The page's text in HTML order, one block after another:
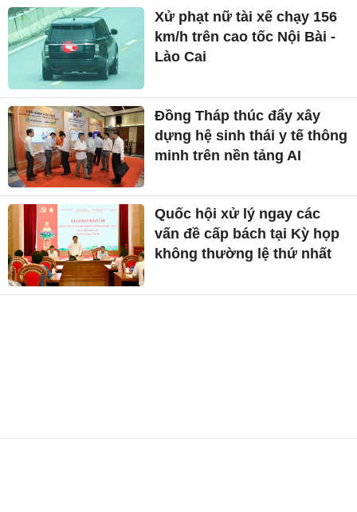
Xử phạt nữ tài xế chạy 156
km/h trên cao tốc Nội Bài -
Lào Cai
Đồng Tháp thúc đẩy xây
dựng hệ sinh thái y tế thông
minh trên nền tảng AI
Quốc hội xử lý ngay các
vấn đề cấp bách tại Kỳ họp
không thường lệ thứ nhất